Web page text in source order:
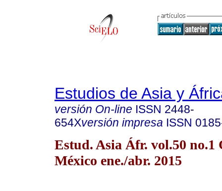
Estudios de Asia y
versión On-line ISSN 2448-
654Xversión impresa ISSN
Estud. Asia Áfr. vol.50 no.1
México ene./abr. 2015